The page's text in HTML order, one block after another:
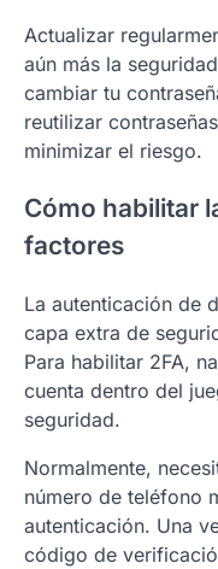
Actualizar
aún más la
cambiar tu
reutilizar
minimizar el riesgo.
Cómo habilitar
factores
La autenticación de
capa extra de
Para habilitar 2FA,
cuenta dentro del
seguridad.
Normalmente,
número de teléfono
autenticación. Una
código de